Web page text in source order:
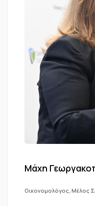
Μάχη
Οικονομολόγος, Μέλος